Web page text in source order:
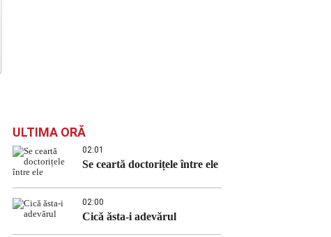
ULTIMA ORĂ
02:01
Se ceartă doctorițele între ele
02:00
Cică ăsta-i adevărul